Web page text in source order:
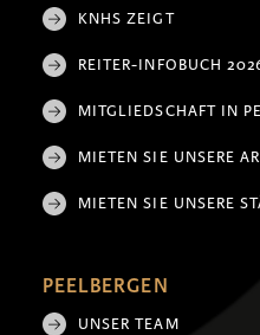
KNHS ZEIGT
REITER-INFOBUCH
MITGLIEDSCHAFT IN
MIETEN SIE UNSERE
MIETEN SIE UNSERE
PEELBERGEN
UNSER TEAM